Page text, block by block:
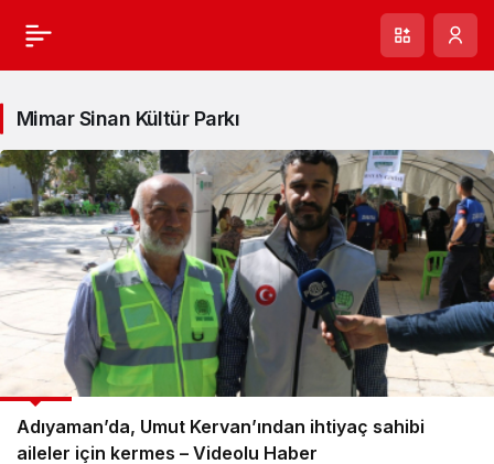
Mimar Sinan Kültür Parkı
Adıyaman’da, Umut Kervan’ından ihtiyaç sahibi
aileler için kermes – Videolu Haber
GÜNCEL